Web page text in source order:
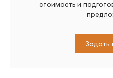
стоимость и
Задать